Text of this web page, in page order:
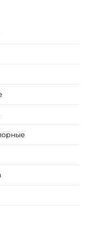
на обработку